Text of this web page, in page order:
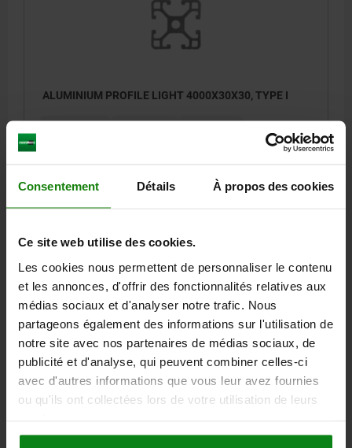
Consentement Détails À propos des cookies
Ce site web utilise des cookies.
Les cookies nous permettent de personnaliser le contenu
et les annonces, d'offrir des fonctionnalités relatives aux
médias sociaux et d'analyser notre trafic. Nous
partageons également des informations sur l'utilisation de
notre site avec nos partenaires de médias sociaux, de
publicité et d'analyse, qui peuvent combiner celles-ci
avec d'autres informations que vous leur avez fournies
ou qu'ils ont collectées lors de votre utilisation de leurs
ALUMINIUM PROFILE LIGHT 4000X30X30, TYPE I
PROFILE=30X30 SLOT WIDTH=6 LENGTH=4000
90,45 €
10025
ALUMINIUM PROFILE LIGHT 5000X30X30, TYPE I
PROFILE=30X30 SLOT WIDTH=6 LENGTH=5000